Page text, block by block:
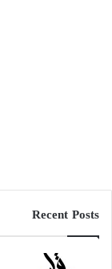
Recent Posts